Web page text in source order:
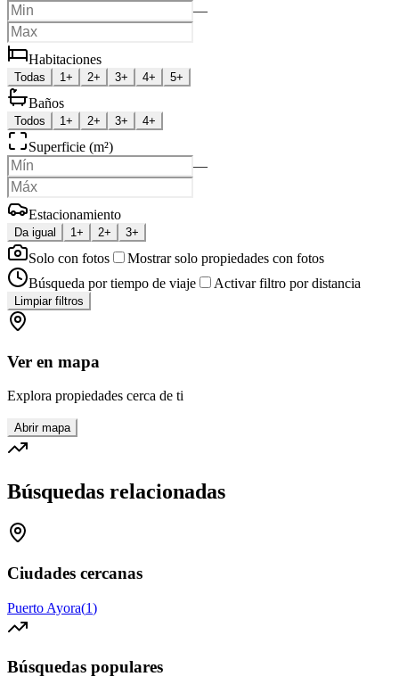
—
Habitaciones
Todas 1+ 2+ 3+ 4+ 5+
Baños
Todos 1+ 2+ 3+ 4+
Superficie (m²)
—
Estacionamiento
Da igual 1+ 2+ 3+
Solo con fotos
Mostrar solo propiedades con fotos
Búsqueda por tiempo de viaje
Activar filtro por distancia
Limpiar filtros
Ver en mapa
Explora propiedades cerca de ti
Abrir mapa
Búsquedas relacionadas
Ciudades cercanas
Puerto Ayora(1)
Búsquedas populares